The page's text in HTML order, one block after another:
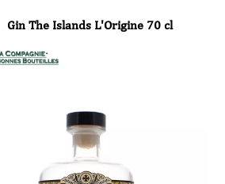
Gin The Islands L'Origine 70 cl